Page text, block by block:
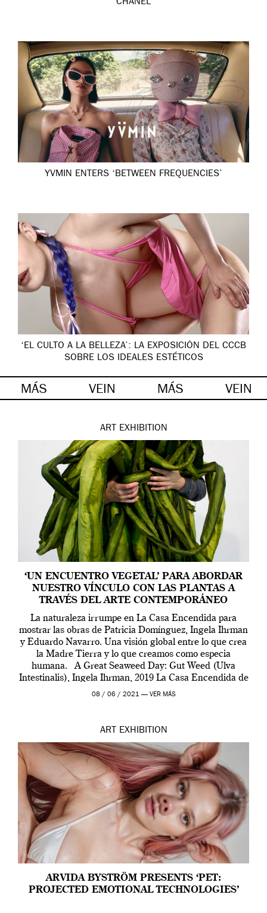
CHANEL
YVMIN ENTERS ‘BETWEEN FREQUENCIES’
‘EL CULTO A LA BELLEZA’: LA EXPOSICIÓN DEL CCCB
SOBRE LOS IDEALES ESTÉTICOS
MÁS VEIN MÁS VEIN
ART EXHIBITION
‘UN ENCUENTRO VEGETAL’ PARA ABORDAR
NUESTRO VÍNCULO CON LAS PLANTAS A
TRAVÉS DEL ARTE CONTEMPORÁNEO
La naturaleza irrumpe en La Casa Encendida para
mostrar las obras de Patricia Domínguez, Ingela Ihrman
y Eduardo Navarro. Una visión global entre lo que crea
la Madre Tierra y lo que creamos como especia
humana. A Great Seaweed Day: Gut Weed (Ulva
Intestinalis), Ingela Ihrman, 2019 La Casa Encendida de
Madrid y la Wellcome […]
08 / 06 / 2021 — VER MÁS
ART EXHIBITION
ARVIDA BYSTRÖM PRESENTS ‘PET:
PROJECTED EMOTIONAL TECHNOLOGIES’